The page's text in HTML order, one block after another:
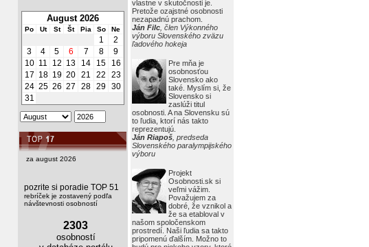
vlastne v skutočnosti je.
Pretože ozajstné osobnosti
nezapadnú prachom.
Ján Filc , člen Výkonného
výboru Slovenského zväzu
ľadového hokeja
Pre mňa je
osobnosťou
Slovensko ako
také. Myslím si, že
Slovensko si
zaslúži titul
osobnosti. A na Slovensku sú
to ľudia, ktorí nás takto
reprezentujú.
Ján Riapoš , predseda
Slovenského paralympijského
výboru
Projekt
Osobnosti.sk si
veľmi vážim.
Považujem za
dobré, že vznikol a
že sa etabloval v
našom spoločenskom
prostredí. Naši ľudia sa takto
pripomenú ďalším. Možno to
August 2026
Po Ut St Št Pia So Ne
1
2
3
4 5 6 7 8
9
10 11 12 13 14 15
16
17 18 19 20 21 22
23
24 25 26 27 28 29 30
31
za august 2026
pozrite si poradie TOP 51
rebríček je zostavený podľa
návštevnosti osobností
2303
osobností